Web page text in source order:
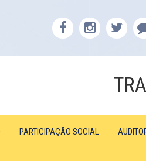
PARTICIPAÇÃO SOCIAL